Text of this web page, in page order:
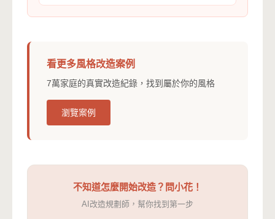
看更多風格改造案例
7萬家庭的真實改造紀錄，找到屬於你的風格
瀏覽案例
不知道怎麼開始改造？問小花！
AI改造規劃師，幫你找到第一步